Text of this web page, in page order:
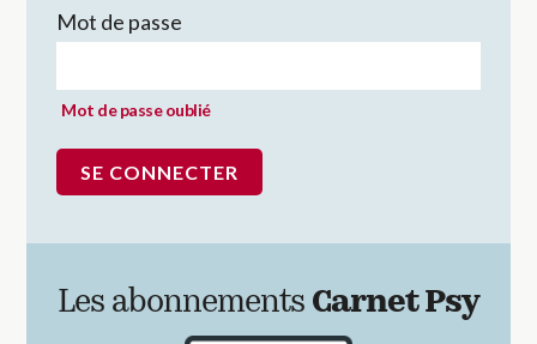
Mot de passe
Mot de passe oublié
Les abonnements Carnet Psy